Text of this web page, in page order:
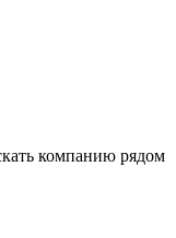
компанию рядом